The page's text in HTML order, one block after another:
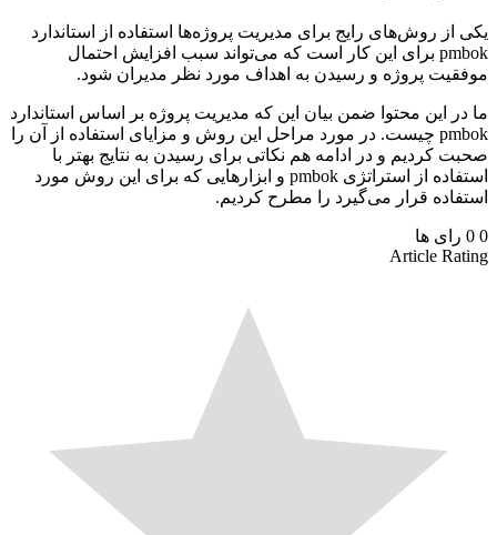
روش‌های رایج برای مدیریت پروژه‌ها استفاده از استاندارد
pmbok برای این کار است که می‌تواند سبب افزایش احتمال
پروژه و رسیدن به اهداف مورد نظر مدیران شود.
این محتوا ضمن بیان این که مدیریت پروژه بر اساس استاندارد
pmbok چیست. در مورد مراحل این روش و مزایای استفاده از آن را
کردیم و در ادامه هم نکاتی برای رسیدن به نتایج بهتر با
استفاده از استراتژی pmbok و ابزارهایی که برای این روش مورد
قرار می‌گیرد را مطرح کردیم.
رای ها
Article